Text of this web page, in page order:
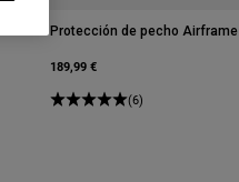
Protección de pecho Airframe
189,99 €
(6)